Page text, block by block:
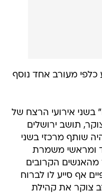
מעורב אחד נוסף
אירועי הרצח של
תושב ירושלים
שהיה שותף מרכזי בשני
ומראשי משמרת
מהאנשים הקרובים
אף סייע לו לברוח
צוקר את קהילת